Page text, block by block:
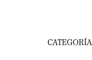
CATEGORÍA